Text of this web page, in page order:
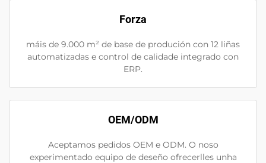
Forza
máis de 9.000 m² de base de produción con 12 liñas
automatizadas e control de calidade integrado con
ERP.
OEM/ODM
Aceptamos pedidos OEM e ODM. O noso
experimentado equipo de deseño ofrecerlles unha